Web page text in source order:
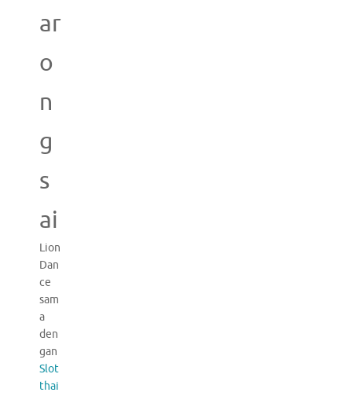
ar
o
n
g
s
ai
Lion
Dan
ce
sam
a
den
gan
Slot
thai